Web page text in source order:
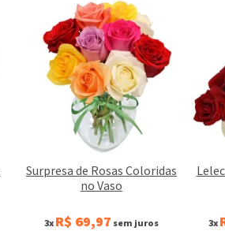
Surpresa de Rosas Coloridas
no Vaso
3x R$ 69,97 sem juros 3x